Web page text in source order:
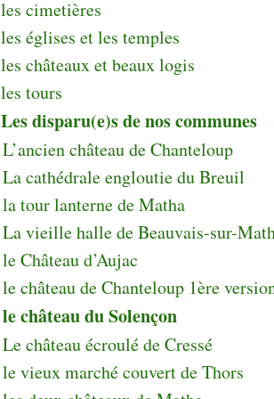
les cimetières
les églises et les temples
les châteaux et beaux logis
les tours
Les disparu(e)s de nos communes
L’ancien château de Chanteloup
La cathédrale engloutie du Breuil
la tour lanterne de Matha
La vieille halle de Beauvais-sur-
le Château d’Aujac
le château de Chanteloup 1ère
le château du Solençon
Le château écroulé de Cressé
le vieux marché couvert de Thors